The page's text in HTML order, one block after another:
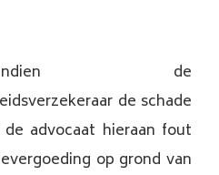
de
de schade
advocaat hieraan fout
op grond van